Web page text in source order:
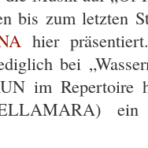
bis zum letzten
hier
bei
im Repertoire
ein